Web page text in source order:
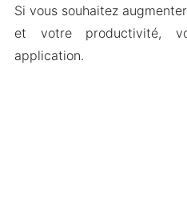
Si vous souhaitez
et votre productivité,
application.